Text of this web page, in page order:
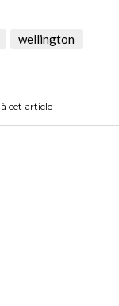
wellington
cet article